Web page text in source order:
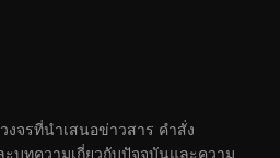
จรที่นำเสนอข่าวสาร คำสั่ง
ะบทความเกี่ยวกับปัจจุบันและความ